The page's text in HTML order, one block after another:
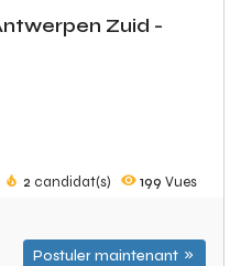
Zuid -
2 candidat(s) 199 Vues
Postuler maintenant